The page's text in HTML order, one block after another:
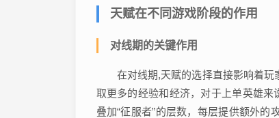
天赋在不同游戏阶段的作用
对线期的关键作用
在对线期,天赋的选择直接影响着
取更多的经验和经济，对于上单英雄来
叠加“征服者”的层数，每层提供额外